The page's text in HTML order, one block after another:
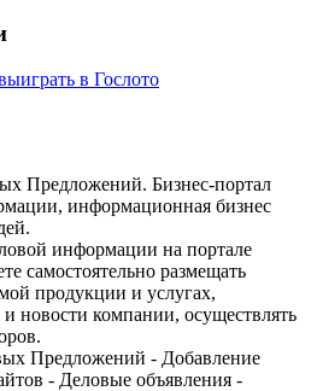
в Гослото
Предложений. Бизнес-портал
информационная бизнес
информации на портале
самостоятельно размещать
продукции и услугах,
новости компании, осуществлять
Предложений - Добавление
- Деловые объявления -